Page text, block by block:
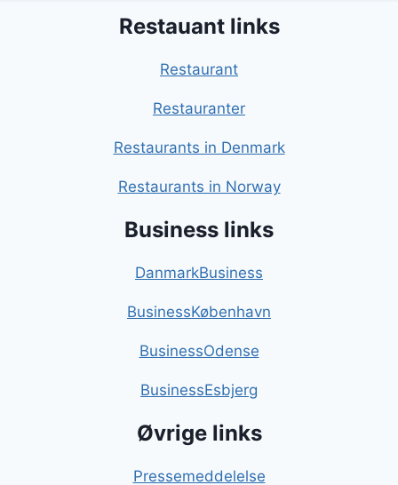
Restauant links
Restaurant
Restauranter
Restaurants in Denmark
Restaurants in Norway
Business links
DanmarkBusiness
BusinessKøbenhavn
BusinessOdense
BusinessEsbjerg
Øvrige links
Pressemeddelelse